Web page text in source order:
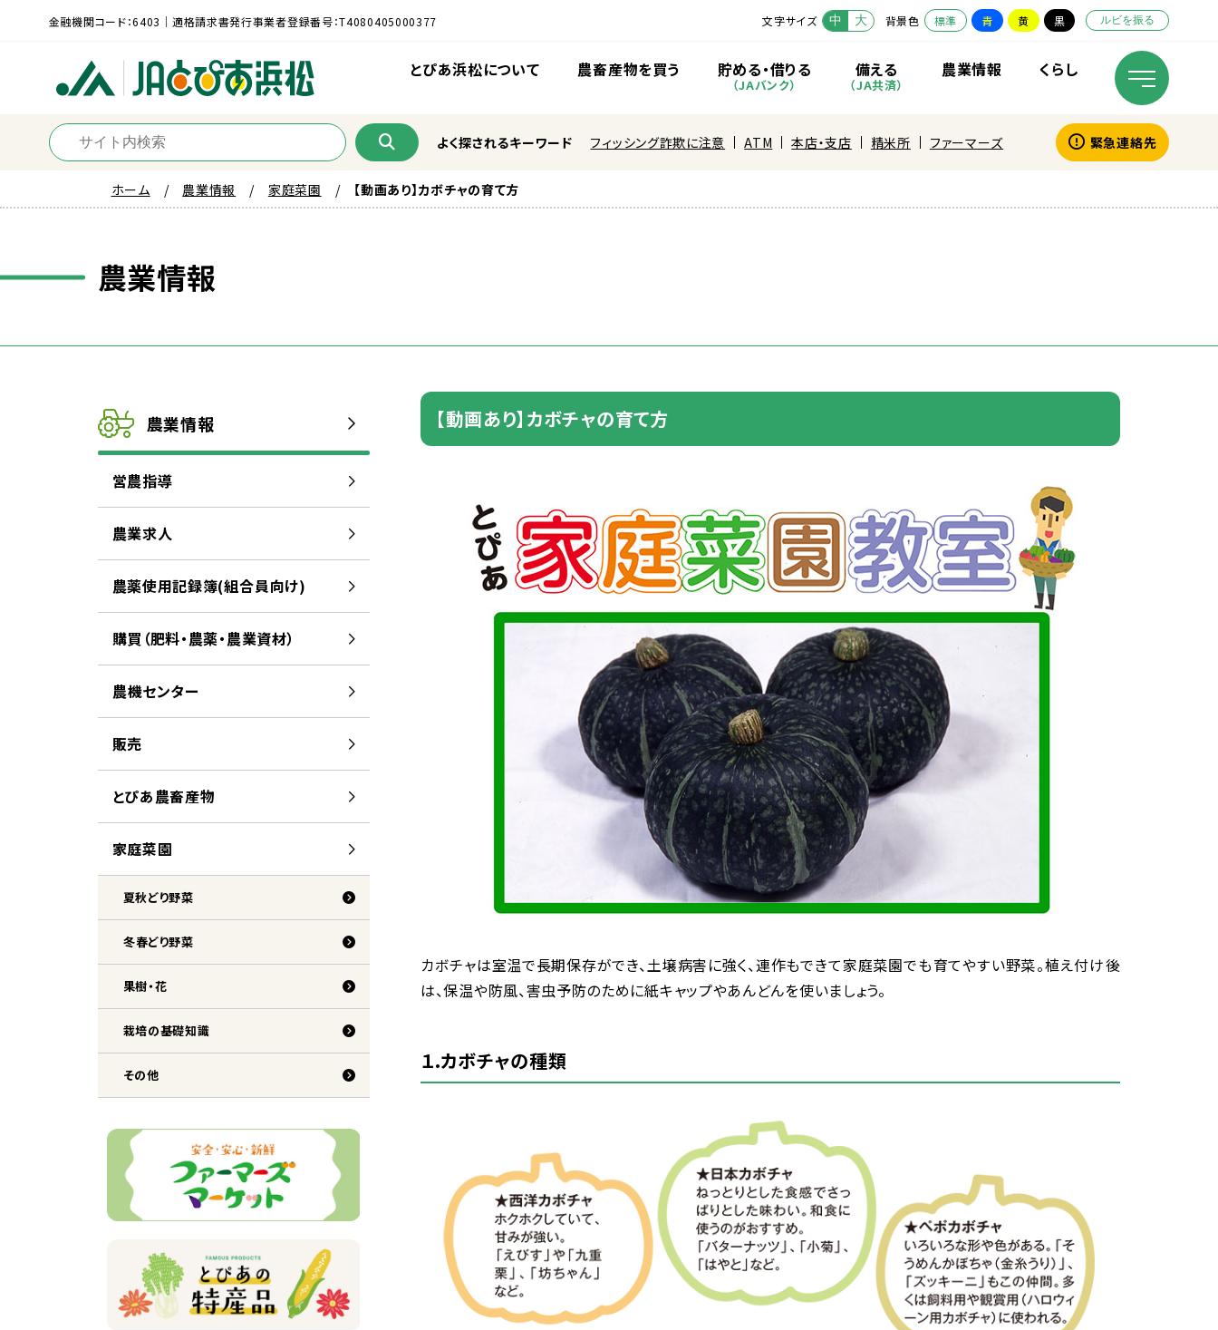
金融機関コード：6403｜適格請求書発行事業者登録番号：T4080405000377
とぴあ浜松について 農畜産物を買う 貯める・借りる
（JAバンク）
備える
（JA共済）
農業情報 くらし
文字サイズ 中 大 背景色 標準 青 黄 黒 ルビを振る
よく探されるキーワード フィッシング詐欺に注意 ATM 本店・支店 精米所 ファーマーズ 緊急連絡先
ホーム 農業情報 家庭菜園 【動画あり】カボチャの育て方
農業情報
【動画あり】カボチャの育て方
カボチャは室温で長期保存ができ、土壌病害に強く、連作もできて家庭菜園でも育てやすい野菜。植え付け後
は、保温や防風、害虫予防のために紙キャップやあんどんを使いましょう。
１.カボチャの種類
農業情報
営農指導
農業求人
農薬使用記録簿(組合員向け)
購買 （肥料・農薬・農業資材）
農機センター
販売
とぴあ農畜産物
家庭菜園
夏秋どり野菜
冬春どり野菜
果樹・花
栽培の基礎知識
その他